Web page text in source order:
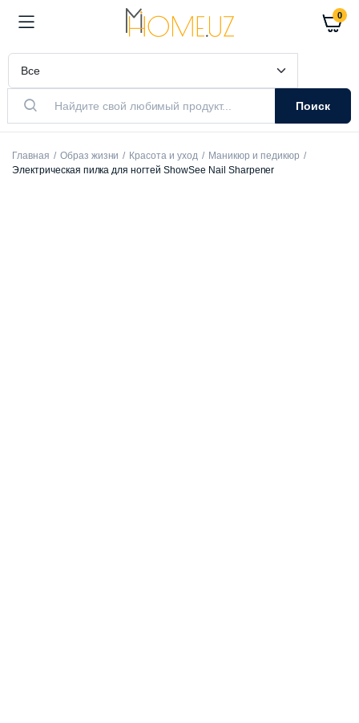
0
Поиск
Главная Образ жизни Красота и уход
Маникюр и педикюр
Электрическая пилка для ногтей ShowSee Nail Sharpener